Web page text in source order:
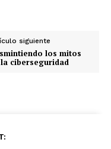
siguiente
los mitos
ciberseguridad